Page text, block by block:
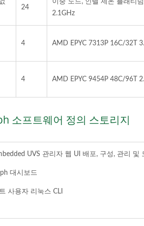
24
이중 노드, 인텔 제온 플래티
2.1GHz
4 AMD EPYC 7313P 16C/32T
4 AMD EPYC 9454P 48C/96T
소프트웨어 정의 스토리지
UVS 관리자 웹 UI 배포, 구성, 관리 및
대시보드
사용자 리눅스 CLI